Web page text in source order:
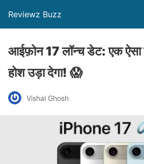
Reviewz Buzz
आईफ़ोन 17 लॉन्च डेट: एक
होश उड़ा देगा! 😱
Vishal Ghosh